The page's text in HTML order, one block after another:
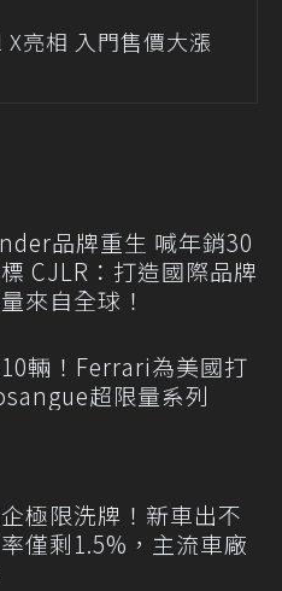
亮相 入門售價大漲
品牌重生 喊年銷30
CJLR：打造國際品牌
來自全球！
輛！Ferrari為美國打
超限量系列
極限洗牌！新車出不
僅剩1.5%，主流車廠